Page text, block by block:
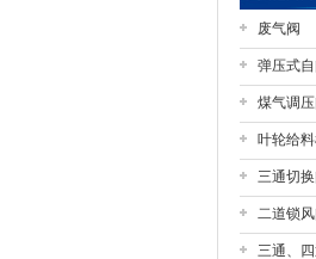
上海戎钛阀门
废气阀
弹压式
煤气调
叶轮给
三通切换
二道锁风
三通、